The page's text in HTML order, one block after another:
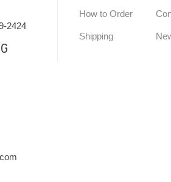
2424
How to Order
Shipping